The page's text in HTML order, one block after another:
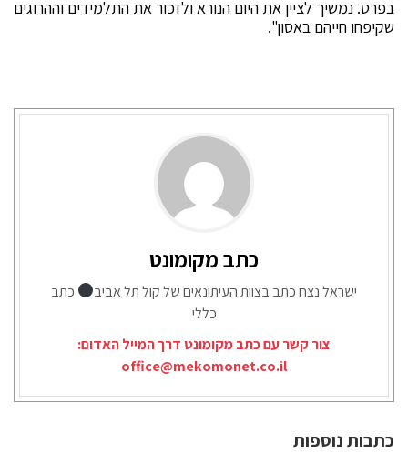
בפרט. נמשיך לציין את היום הנורא ולזכור את התלמידים וההרוגים
שקיפחו חייהם באסון".
כתב מקומונט
ישראל נצח כתב בצוות העיתונאים של קול תל אביב
כתב
כללי
צור קשר עם כתב מקומונט דרך המייל האדום:
office@mekomonet.co.il
כתבות נוספות